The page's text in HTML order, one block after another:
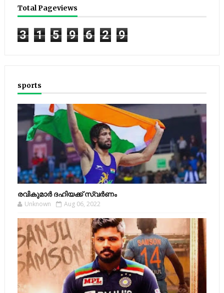
Total Pageviews
3 1 5 9 6 2 9
sports
രവികുമാര്‍ ദഹിയക്ക് സ്വര്‍ണം
Unknown Aug 06, 2022